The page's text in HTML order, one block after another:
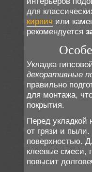
для
кирпич или
рекомендуется
Укладка
декоративные
правильно
для монтажа,
покрытия.
Перед укладкой
от грязи и
поверхностью.
клеевые смеси,
повысит